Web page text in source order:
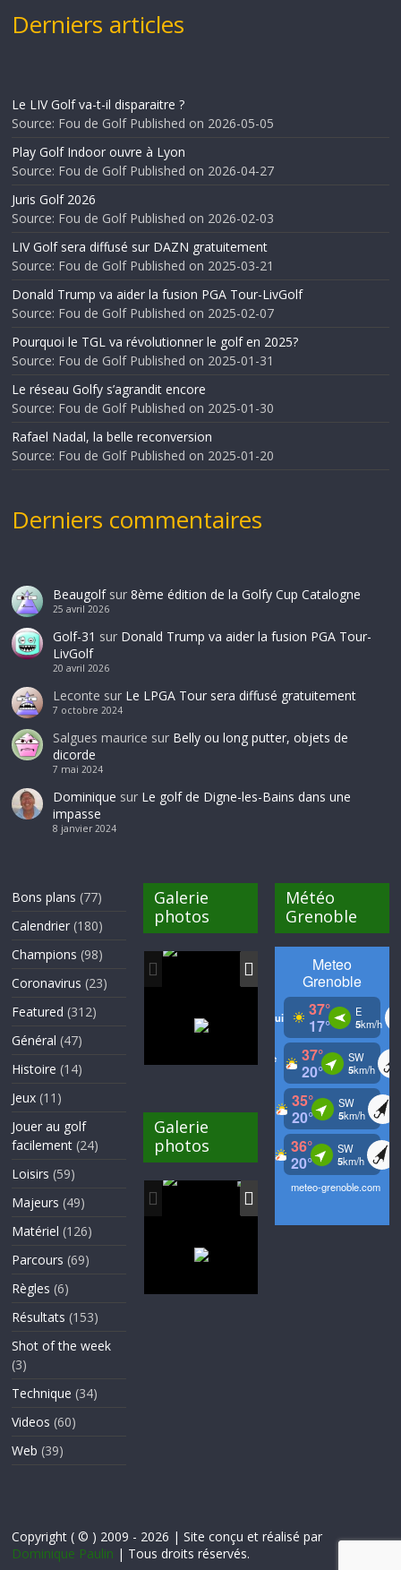
Derniers articles
Le LIV Golf va-t-il disparaitre ?
Source: Fou de Golf Published on 2026-05-05
Play Golf Indoor ouvre à Lyon
Source: Fou de Golf Published on 2026-04-27
Juris Golf 2026
Source: Fou de Golf Published on 2026-02-03
LIV Golf sera diffusé sur DAZN gratuitement
Source: Fou de Golf Published on 2025-03-21
Donald Trump va aider la fusion PGA Tour-LivGolf
Source: Fou de Golf Published on 2025-02-07
Pourquoi le TGL va révolutionner le golf en 2025?
Source: Fou de Golf Published on 2025-01-31
Le réseau Golfy s’agrandit encore
Source: Fou de Golf Published on 2025-01-30
Rafael Nadal, la belle reconversion
Source: Fou de Golf Published on 2025-01-20
Derniers commentaires
Beaugolfsur 8ème édition de la Golfy Cup Catalogne
25 avril 2026
Golf-31 sur Donald Trump va aider la fusion PGA Tour-
LivGolf
20 avril 2026
Leconte sur Le LPGA Tour sera diffusé gratuitement
7 octobre 2024
Salgues maurice sur Belly ou long putter, objets de
dicorde
7 mai 2024
Dominique sur Le golf de Digne-les-Bains dans une
impasse
8 janvier 2024
Bons plans (77)
Calendrier (180)
Champions (98)
Coronavirus (23)
Featured (312)
Général (47)
Histoire (14)
Jeux (11)
Jouer au golf
facilement (24)
Loisirs (59)
Majeurs (49)
Matériel (126)
Parcours (69)
Règles (6)
Résultats (153)
Shot of the week
(3)
Technique (34)
Videos (60)
Web (39)
Galerie
photos
Galerie
photos
Météo
Grenoble
Copyright ( © ) 2009 - 2026 | Site conçu et réalisé par
Dominique Paulin | Tous droits réservés.